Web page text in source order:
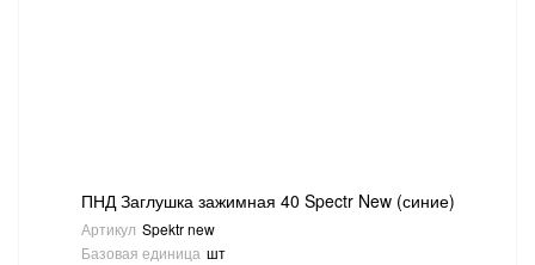
ПНД Заглушка зажимная 40 Spectr New (синие)
Артикул Spektr new
Базовая единица шт